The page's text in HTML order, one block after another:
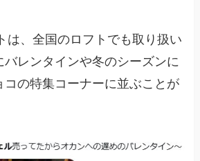
は、全国のロフトでも取り扱い
バレンタインや冬のシーズンに
コの特集コーナーに並ぶことが